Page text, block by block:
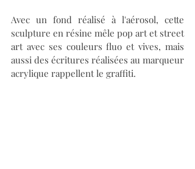
Avec un fond réalisé à l'aérosol, cette
sculpture en résine mêle pop art et street
art avec ses couleurs fluo et vives, mais
aussi des écritures réalisées au marqueur
acrylique rappellent le graffiti.